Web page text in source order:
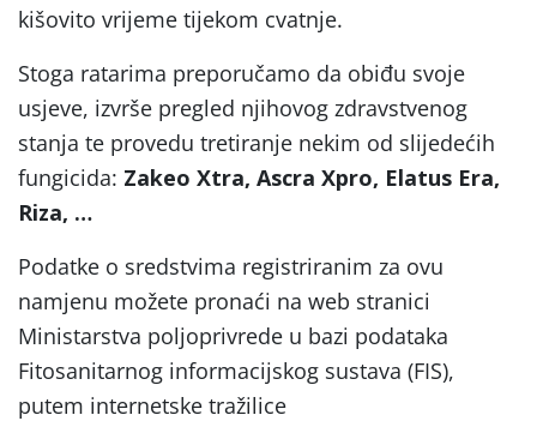
kišovito vrijeme tijekom cvatnje.
Stoga ratarima preporučamo da obiđu svoje
usjeve, izvrše pregled njihovog zdravstvenog
stanja te provedu tretiranje nekim od slijedećih
fungicida: Zakeo Xtra, Ascra Xpro, Elatus Era,
Riza, …
Podatke o sredstvima registriranim za ovu
namjenu možete pronaći na web stranici
Ministarstva poljoprivrede u bazi podataka
Fitosanitarnog informacijskog sustava (FIS),
putem internetske tražilice